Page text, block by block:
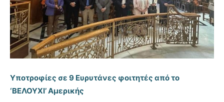
Υποτροφίες σε 9 Ευρυτάνες φοιτητές από το
‘ΒΕΛΟΥΧΙ’ Αμερικής